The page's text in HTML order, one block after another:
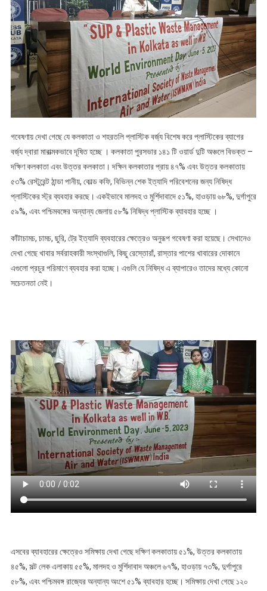
গবেষণায় দেখা গেছে যে কলকাতা ও শহরতলি প্লাস্টিক বর্জ্য বিশেষ করে প্লাস্টিকের ব্যাগের
বর্জ্য দ্বারা মারাত্মকভাবে দূষিত হচ্ছে । কলকাতা পুরসভার ১৪১ টি ওয়ার্ড দুটি অঞ্চলে বিভক্ত –
দক্ষিণ কলকাতা এবং উত্তর কলকাতা। দক্ষিন কলকাতার প্রায় ৪৭% এবং উত্তর কলকাতায়
৫৩% রেস্টুরেন্ট ঠান্ডা পানীয়, কোল্ড কফি, বিভিন্ন শেক ইত্যাদি পরিবেশনের জন্য নিষিদ্ধ
প্লাস্টিকের স্ট্র ব্যবহার করছে। একইভাবে মালদহ ও মুর্শিদাবাদে ৫১%, হাওড়ায় ৬৮%, দুর্গাপুরে
৫৯%, এবং পশ্চিমবঙ্গের অন্যান্য জেলায় ৫৮% নিষিদ্ধ প্লাস্টিক ব্যাবহার হচ্ছে ।
কাঁটাচামচ, চামচ, ছুরি, ট্রে ইত্যাদি ব্যবহারের ক্ষেত্রেও অনুরূপ গবেষণা করা হয়েছে। সেখানেও
দেখা গেছে খাবার সর্বরাহকারী সংস্থাগুলি, কিছু রেস্তোরাঁ, রাস্তার পাশের খাবারের দোকানে
এগুলো প্রচুর পরিমাণে ব্যবহার করা হচ্ছে। এগুলি যে নিষিদ্ধ এ ব্যাপারেও তাদের মধ্যে কোনো
সচেতনতা নেই।
এসবের ব্যাবহারের ক্ষেত্রেও সমিক্ষায় দেখা গেছে দক্ষিণ কলকাতায় ৫১%, উত্তর কলকাতায়
৪৫%, সল্ট লেক এলাকায় ৫৫%, মালদহ ও মুর্শিদাবাদ অঞ্চলে ৬৭%, হাওড়ায় ৭৩%, দুর্গাপুরে
৫৮%, এবং পশ্চিমবঙ্গ রাজ্যের অন্যান্য অংশে ৫১% ব্যাবহার হচ্ছে। সমিক্ষায় দেখা গেছে ১২০